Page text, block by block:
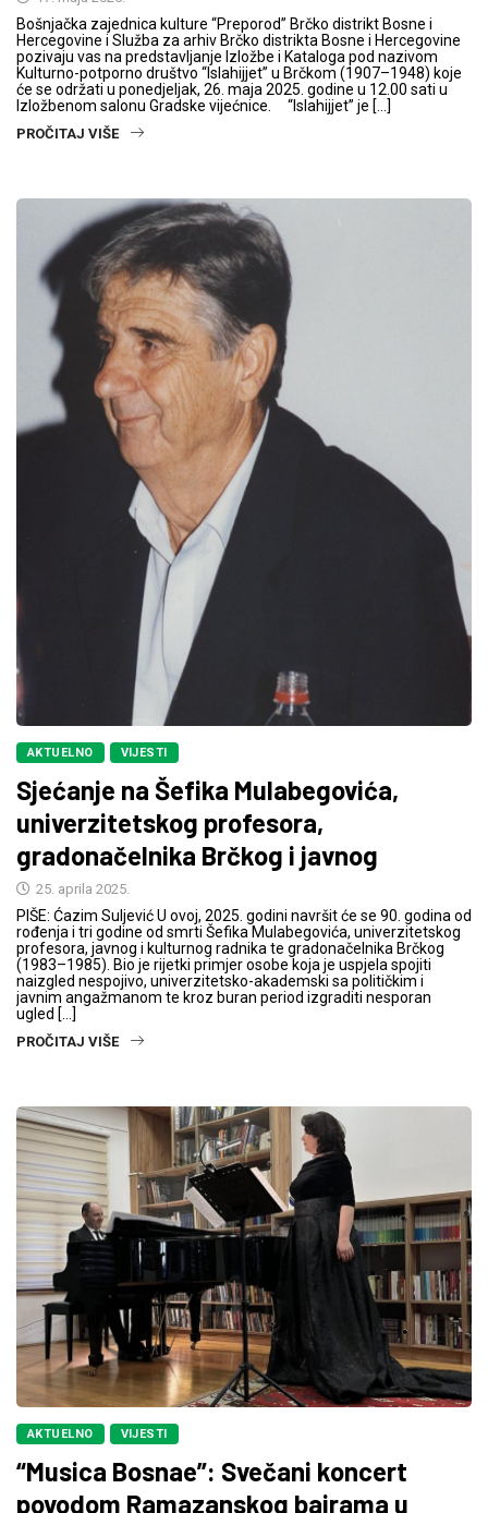
Bošnjačka zajednica kulture “Preporod” Brčko distrikt Bosne i
Hercegovine i Služba za arhiv Brčko distrikta Bosne i Hercegovine
pozivaju vas na predstavljanje Izložbe i Kataloga pod nazivom
Kulturno-potporno društvo “Islahijjet” u Brčkom (1907–1948) koje
će se održati u ponedjeljak, 26. maja 2025. godine u 12.00 sati u
Izložbenom salonu Gradske vijećnice. “Islahijjet” je […]
PROČITAJ VIŠE
AKTUELNO VIJESTI
Sjećanje na Šefika Mulabegovića,
univerzitetskog profesora,
gradonačelnika Brčkog i javnog
25. aprila 2025.
PIŠE: Ćazim Suljević U ovoj, 2025. godini navršit će se 90. godina od
rođenja i tri godine od smrti Šefika Mulabegovića, univerzitetskog
profesora, javnog i kulturnog radnika te gradonačelnika Brčkog
(1983–1985). Bio je rijetki primjer osobe koja je uspjela spojiti
naizgled nespojivo, univerzitetsko-akademski sa političkim i
javnim angažmanom te kroz buran period izgraditi nesporan
ugled […]
PROČITAJ VIŠE
AKTUELNO VIJESTI
“Musica Bosnae”: Svečani koncert
povodom Ramazanskog bajrama u